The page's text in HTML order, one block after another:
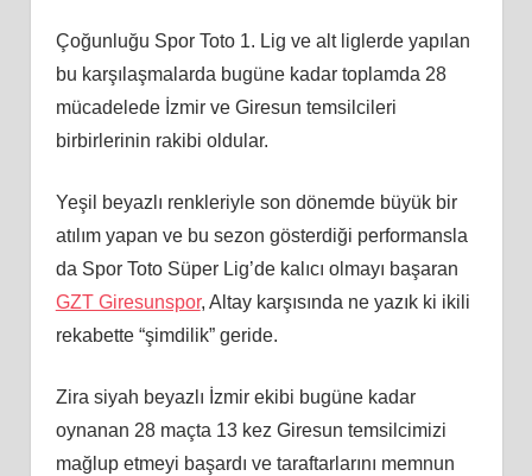
Çoğunluğu Spor Toto 1. Lig ve alt liglerde yapılan
bu karşılaşmalarda bugüne kadar toplamda 28
mücadelede İzmir ve Giresun temsilcileri
birbirlerinin rakibi oldular.
Yeşil beyazlı renkleriyle son dönemde büyük bir
atılım yapan ve bu sezon gösterdiği performansla
da Spor Toto Süper Lig’de kalıcı olmayı başaran
GZT Giresunspor, Altay karşısında ne yazık ki ikili
rekabette “şimdilik” geride.
Zira siyah beyazlı İzmir ekibi bugüne kadar
oynanan 28 maçta 13 kez Giresun temsilcimizi
mağlup etmeyi başardı ve taraftarlarını memnun